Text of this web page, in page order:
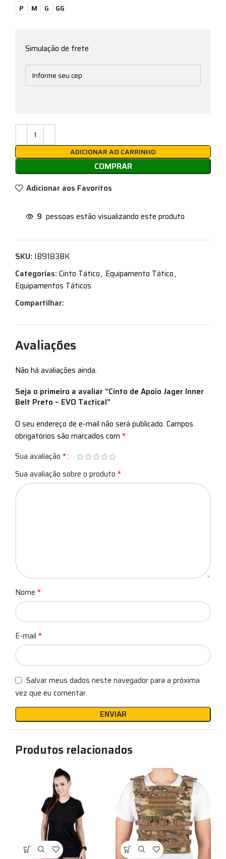
P M G GG
Simulação de frete
ADICIONAR AO CARRINHO
COMPRAR
Adicionar aos Favoritos
9 pessoas estão visualizando este produto
SKU: IB9183BK
Categorias: Cinto Tático, Equipamento Tático,
Equipamentos Táticos
Compartilhar:
Avaliações
Não há avaliações ainda.
Seja o primeiro a avaliar “Cinto de Apoio Jager Inner
Belt Preto – EVO Tactical”
O seu endereço de e-mail não será publicado. Campos
obrigatórios são marcados com *
Sua avaliação *
Sua avaliação sobre o produto *
Nome *
E-mail *
Salvar meus dados neste navegador para a próxima
vez que eu comentar.
Produtos relacionados